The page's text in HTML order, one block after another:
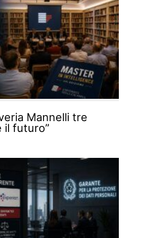
Mannelli tre
il futuro”